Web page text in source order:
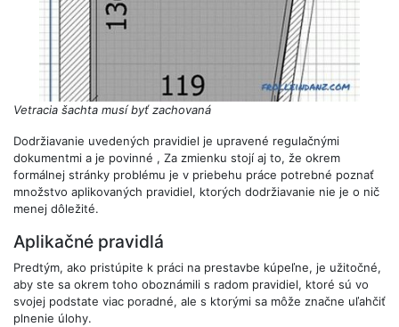
Vetracia šachta musí byť zachovaná
Dodržiavanie uvedených pravidiel je upravené regulačnými
dokumentmi a je povinné , Za zmienku stojí aj to, že okrem
formálnej stránky problému je v priebehu práce potrebné poznať
množstvo aplikovaných pravidiel, ktorých dodržiavanie nie je o nič
menej dôležité.
Aplikačné pravidlá
Predtým, ako pristúpite k práci na prestavbe kúpeľne, je užitočné,
aby ste sa okrem toho oboznámili s radom pravidiel, ktoré sú vo
svojej podstate viac poradné, ale s ktorými sa môže značne uľahčiť
plnenie úlohy.